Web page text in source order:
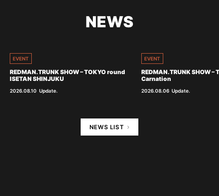
NEWS
EVENT
REDMAN.TRUNK SHOW – TOKYO round
ISETAN SHINJUKU
2026.08.10 Update.
EVENT
REDMAN.TRUNK SHOW –
Carnation
2026.08.06 Update.
NEWS LIST